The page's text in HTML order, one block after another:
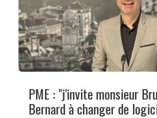
PME : "j'invite monsieur
Bernard à changer de